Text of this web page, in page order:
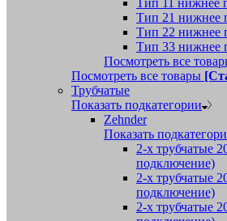
Тип 11 нижнее
Тип 21 нижнее
Тип 22 нижнее
Тип 33 нижнее
Посмотреть все
Посмотреть все товары
Трубчатые
Показать подкатегории
Zehnder
Показать
2-х трубчатые
подключение)
2-х трубчатые
подключение)
2-х трубчатые